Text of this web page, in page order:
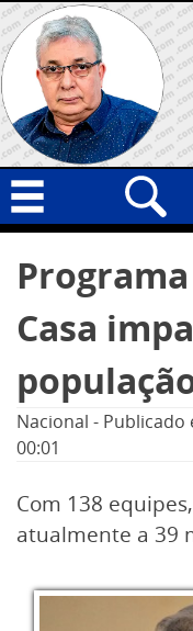
Skip
to
content
Geral
Cidades
Nacional
Opinião
por:
Casa
Nacional - Publicado
00:01
Com 138
atualmente a 39